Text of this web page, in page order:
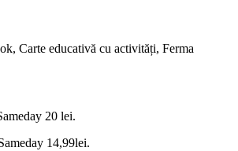
Carte educativă cu activități, Ferma
20 lei.
14,99lei.